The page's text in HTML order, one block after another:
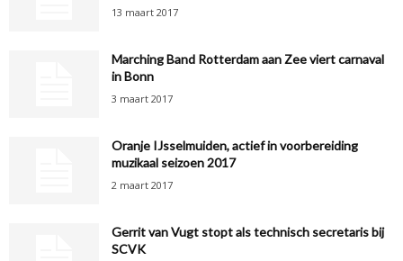
13 maart 2017
Marching Band Rotterdam aan Zee viert carnaval
in Bonn
3 maart 2017
Oranje IJsselmuiden, actief in voorbereiding
muzikaal seizoen 2017
2 maart 2017
Gerrit van Vugt stopt als technisch secretaris bij
SCVK